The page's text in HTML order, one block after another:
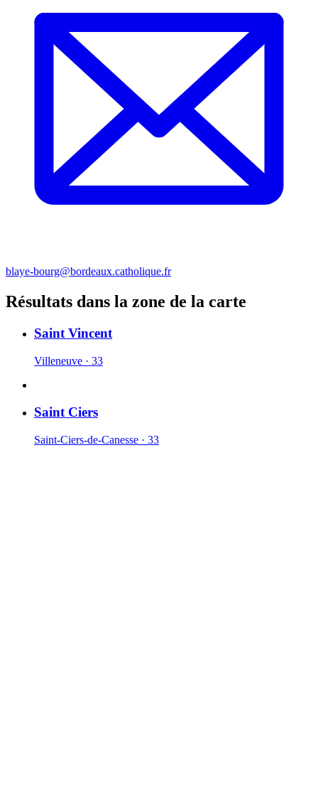
blaye-bourg@bordeaux.catholique.fr
Résultats dans la zone de la carte
Saint Vincent
Villeneuve · 33
Saint Ciers
Saint-Ciers-de-Canesse · 33